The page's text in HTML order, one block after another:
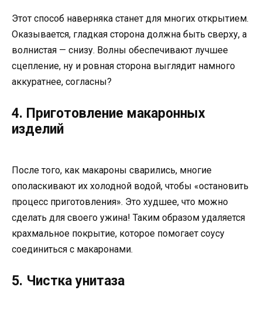
Этот способ наверняка станет для многих открытием.
Оказывается, гладкая сторона должна быть сверху, а
волнистая — снизу. Волны обеспечивают лучшее
сцепление, ну и ровная сторона выглядит намного
аккуратнее, согласны?
4. Приготовление макаронных
изделий
После того, как макароны сварились, многие
ополаскивают их холодной водой, чтобы «остановить
процесс приготовления». Это худшее, что можно
сделать для своего ужина! Таким образом удаляется
крахмальное покрытие, которое помогает соусу
соединиться с макаронами.
5. Чистка унитаза